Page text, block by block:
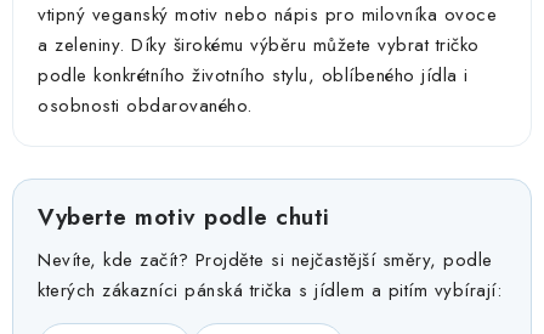
vtipný veganský motiv nebo nápis pro milovníka ovoce
a zeleniny. Díky širokému výběru můžete vybrat tričko
podle konkrétního životního stylu, oblíbeného jídla i
osobnosti obdarovaného.
Vyberte motiv podle chuti
Nevíte, kde začít? Projděte si nejčastější směry, podle
kterých zákazníci pánská trička s jídlem a pitím vybírají: